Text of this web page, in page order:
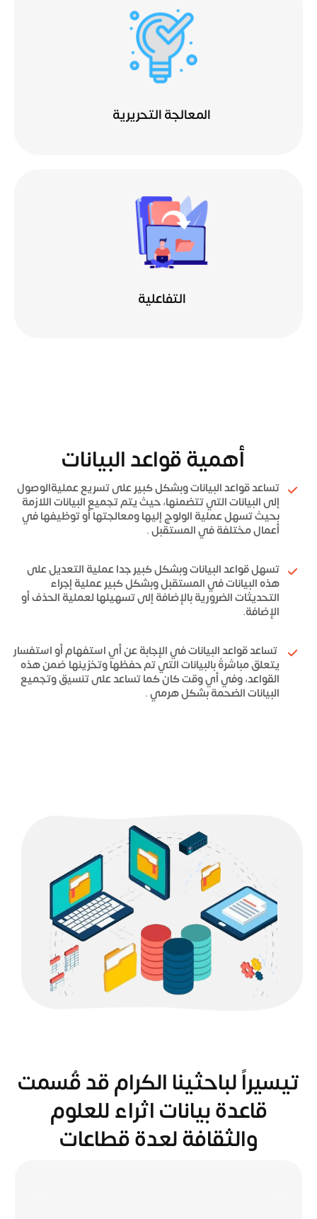
المعالجة التحريرية
التفاعلية
أهمية قواعد البيانات
تساعد قواعد البيانات وبشكل كبير على تسريع عمليةالوصول
إلى البيانات التي تتضمنها، حيث يتم تجميع البيانات اللازمة
بحيث تسهل عملية الولوج إليها ومعالجتها أو توظيفها في
أعمال مختلفة في المستقبل .
تسهل قواعد البيانات وبشكل كبير جدا عملية التعديل على
هذه البيانات في المستقبل وبشكل كبير عملية إجراء
التحديثات الضرورية بالإضافة إلى تسهيلها لعملية الحذف أو
الإضافة.
تساعد قواعد البيانات في الإجابة عن أي استفهام أو استفسار
يتعلق مباشرةً بالبيانات التي تم حفظها وتخزينها ضمن هذه
القواعد، وفي أي وقت كان كما تساعد على تنسيق وتجميع
البيانات الضحمة بشكل هرمي .
تيسيراً لباحثينا الكرام قد قُسمت
قاعدة بيانات اثراء للعلوم
والثقافة لعدة قطاعات